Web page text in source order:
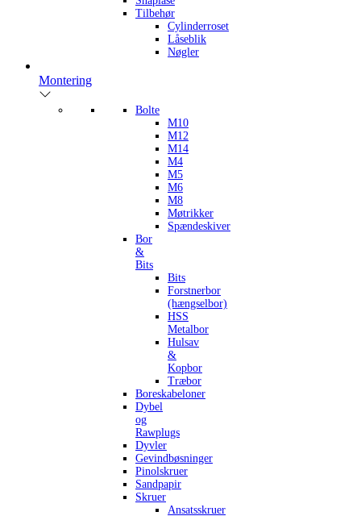
Tilbehør
Cylinderroset
Låseblik
Nøgler
Montering
Bolte
M10
M12
M14
M4
M5
M6
M8
Møtrikker
Spændeskiver
Bor
&
Bits
Bits
Forstnerbor
(hængselbor)
HSS
Metalbor
Hulsav
&
Kopbor
Træbor
Boreskabeloner
Dybel
og
Rawplugs
Dyvler
Gevindbøsninger
Pinolskruer
Sandpapir
Skruer
Ansatsskruer